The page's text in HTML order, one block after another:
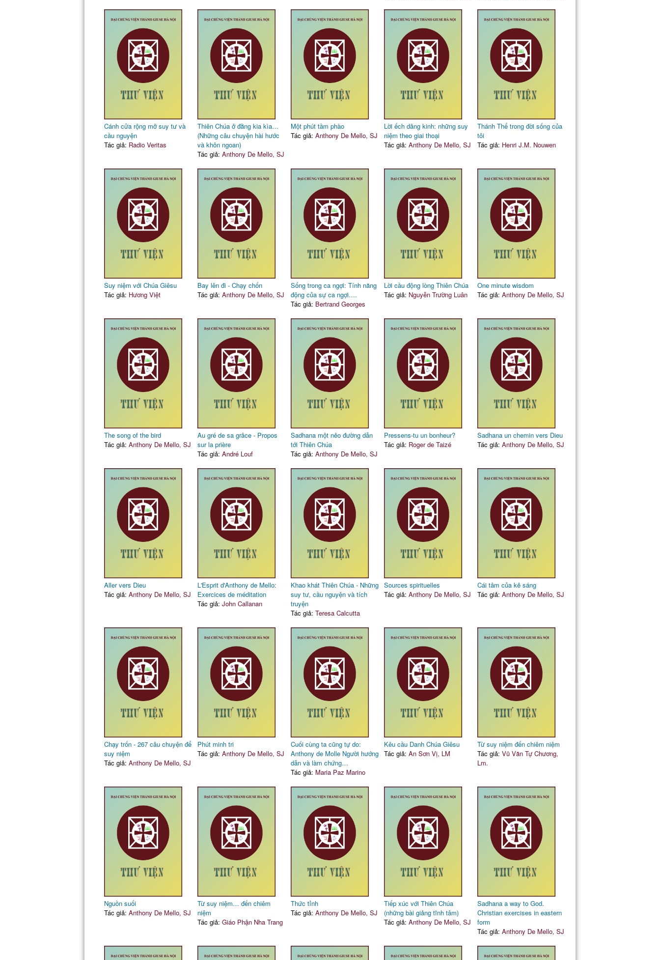
Cánh cửa rộng mở suy tư và
cầu nguyện
Tác giả: Radio Veritas
Thiên Chúa ở đằng kia kìa…
(Những câu chuyện hài hước
và khôn ngoan)
Tác giả: Anthony De Mello, SJ
Một phút tầm phào
Tác giả: Anthony De Mello, SJ
Lời ếch dâng kinh: những suy
niệm theo giai thoại
Tác giả: Anthony De Mello, SJ
Thánh Thể trong đời sống của
tôi
Tác giả: Henri J.M. Nouwen
Suy niệm với Chúa Giêsu
Tác giả: Hương Việt
Bay lên đi - Chạy chốn
Tác giả: Anthony De Mello, SJ
Sống trong ca ngợi: Tính năng
động của sự ca ngợi….
Tác giả: Bertrand Georges
Lời cầu động lòng Thiên Chúa
Tác giả: Nguyễn Trường Luân
One minute wisdom
Tác giả: Anthony De Mello, SJ
The song of the bird
Tác giả: Anthony De Mello, SJ
Au gré de sa grâce - Propos
sur la prière
Tác giả: André Louf
Sadhana một nẻo đường dẫn
tới Thiên Chúa
Tác giả: Anthony De Mello, SJ
Pressens-tu un bonheur?
Tác giả: Roger de Taizé
Sadhana un chemin vers Dieu
Tác giả: Anthony De Mello, SJ
Aller vers Dieu
Tác giả: Anthony De Mello, SJ
L'Esprit d'Anthony de Mello:
Exercices de méditation
Tác giả: John Callanan
Khao khát Thiên Chúa - Những
suy tư, cầu nguyện và tích
truyện
Tác giả: Teresa Calcutta
Sources spirituelles
Tác giả: Anthony De Mello, SJ
Cái tâm của kẻ sáng
Tác giả: Anthony De Mello, SJ
Chạy trốn - 267 câu chuyện để
suy niệm
Tác giả: Anthony De Mello, SJ
Phút minh tri
Tác giả: Anthony De Mello, SJ
Cuối cùng ta cũng tự do:
Anthony de Molle Người hướng
dẫn và làm chứng…
Tác giả: Maria Paz Marino
Kêu cầu Danh Chúa Giêsu
Tác giả: An Sơn Vị, LM
Từ suy niệm đến chiêm niệm
Tác giả: Vũ Văn Tự Chương,
Lm.
Nguồn suối
Tác giả: Anthony De Mello, SJ
Từ suy niệm… đến chiêm
niệm
Tác giả: Giáo Phận Nha Trang
Thức tỉnh
Tác giả: Anthony De Mello, SJ
Tiếp xúc với Thiên Chúa
(những bài giảng tĩnh tâm)
Tác giả: Anthony De Mello, SJ
Sadhana a way to God.
Christian exercises in eastern
form
Tác giả: Anthony De Mello, SJ